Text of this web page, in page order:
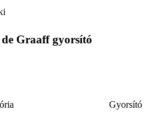
Graaff gyorsító
Gyorsító